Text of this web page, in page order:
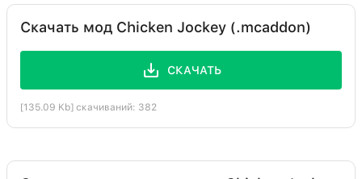
Скачать мод Chicken Jockey (.mcaddon)
СКАЧАТЬ
[135.09 Kb] скачиваний: 382